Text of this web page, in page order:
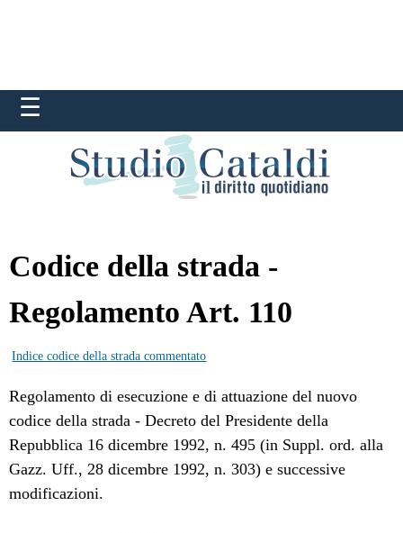
Codice della strada -
Regolamento Art. 110
Indice codice della strada commentato
Regolamento di esecuzione e di attuazione del nuovo
codice della strada - Decreto del Presidente della
Repubblica 16 dicembre 1992, n. 495 (in Suppl. ord. alla
Gazz. Uff., 28 dicembre 1992, n. 303) e successive
modificazioni.